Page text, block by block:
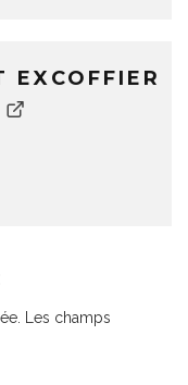
EXCOFFIER
Les champs